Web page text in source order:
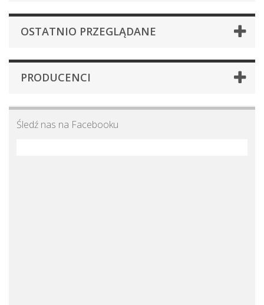
OSTATNIO PRZEGLĄDANE
PRODUCENCI
Śledź nas na Facebooku